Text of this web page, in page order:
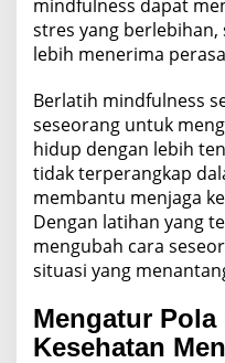
mindfulness dapat
stres yang
lebih menerima
Berlatih mindfulness
seseorang untuk
hidup dengan lebih
tidak terperangkap
membantu menjaga
Dengan latihan yang
mengubah cara
situasi yang
Mengatur
Kesehatan